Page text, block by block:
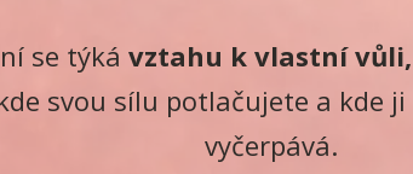
se týká vztahu k vlastní
svou sílu potlačujete a kde
vyčerpává.